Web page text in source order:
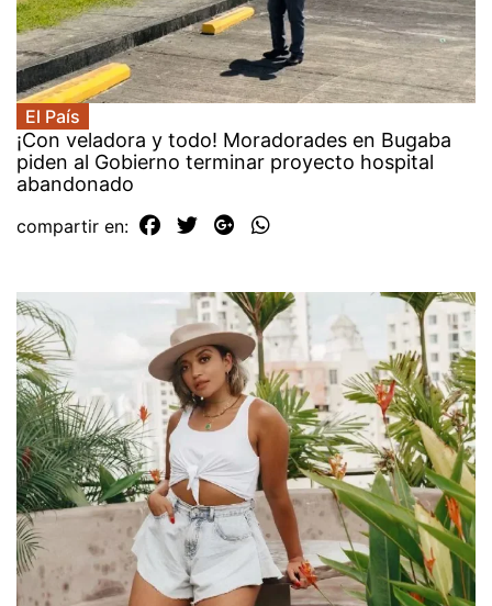
El País
¡Con veladora y todo! Moradorades en Bugaba
piden al Gobierno terminar proyecto hospital
abandonado
compartir en: